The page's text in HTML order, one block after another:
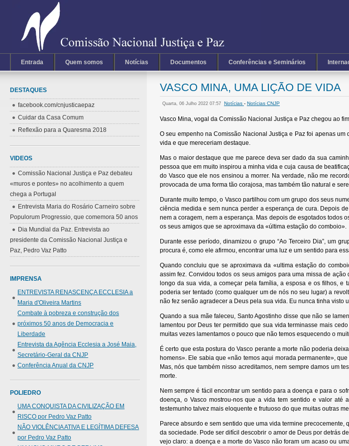
Entrada Quem somos Notícias Documentos Conferências e Seminários
VASCO MINA, UMA LIÇÃO DE VIDA
Quarta, 06 Julho 2022 07:57 Notícias - Notícias CNJP
Vasco Mina, vogal da Comissão Nacional Justiça e Paz chegou ao
O seu empenho na Comissão Nacional Justiça e Paz foi apenas
vida e que mereceriam destaque.
Mas o maior destaque que me parece deva ser dado da sua
pessoa que em muito inspirou a minha vida e cuja causa de
do Vasco que ele nos ensinou a morrer. Na verdade, não me
provocada de uma forma tão corajosa, mas também tão natural e
Durante muito tempo, o Vasco partilhou com um grupo dos seus
ciência medida e sem nunca perder a esperança de cura. Depois
nem a coragem, nem a esperança. Mas depois de esgotados todos
os seus amigos que se aproximava da «última estação do comboio».
Durante esse período, dinamizou o grupo “Ao Terceiro Dia”, um
procura é, como ele afirmou, encontrar uma luz e um sentido para
Quando concluiu que se aproximava da «ultima estação do
assim fez. Convidou todos os seus amigos para uma missa de
longo da sua vida, a começar pela família, a esposa e os filhos,
poderia ser tentado (como qualquer um de nós no seu lugar) a
não fez senão agradecer a Deus pela sua vida. Eu nunca tinha visto
Quando a sua mãe faleceu, Santo Agostinho disse que não se
lamentou por Deus ter permitido que sua vida terminasse mais
muitas vezes lamentamos o pouco que não temos esquecendo o
É certo que esta postura do Vasco perante a morte não poderia
homens». Ele sabia que «não temos aqui morada permanente»,
Mas, nós que também nisso acreditamos, nem sempre damos um
morte.
Nem sempre é fácil encontrar um sentido para a doença e para o
doença, o Vasco mostrou-nos que a vida tem sentido e valor até
testemunho talvez mais eloquente e frutuoso do que muitas outras
Parece absurdo e sem sentido que uma vida termine
da sociedade. Pode ser difícil descobrir o amor de Deus por detrás
vejo claro: a doença e a morte do Vasco não foram um acaso ou
DESTAQUES
facebook.com/cnjusticaepaz
Cuidar da Casa Comum
Reflexão para a Quaresma 2018
VIDEOS
Comissão Nacional Justiça e Paz debateu
«muros e pontes» no acolhimento a quem
chega a Portugal
Entrevista Maria do Rosário Carneiro sobre
Populorum Progressio, que comemora 50 anos
Dia Mundial da Paz. Entrevista ao
presidente da Comissão Nacional Justiça e
Paz, Pedro Vaz Patto
IMPRENSA
ENTREVISTA RENASCENÇA ECCLESIA a
Maria d'Oliveira Martins
Combate à pobreza e construção dos
próximos 50 anos de Democracia e
Liberdade
Entrevista da Agência Ecclesia a José Maia,
Secretário-Geral da CNJP
Conferência Anual da CNJP
POLIEDRO
UMA CONQUISTA DA CIVILIZAÇÃO EM
RISCO por Pedro Vaz Patto
NÃO VIOLÊNCIA ATIVA E LEGÍTIMA DEFESA
por Pedro Vaz Patto